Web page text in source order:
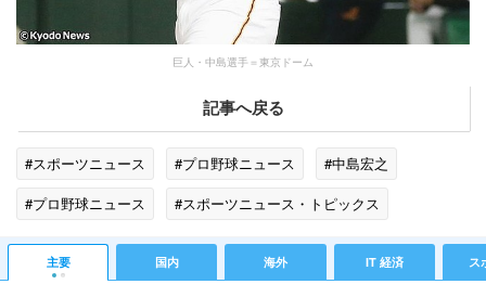
巨人・中島選手＝東京ドーム
記事へ戻る
#スポーツニュース #プロ野球ニュース
#中島宏之
#プロ野球ニュース
#スポーツニュース・トピックス
主要 国内 海外 IT 経済 ス